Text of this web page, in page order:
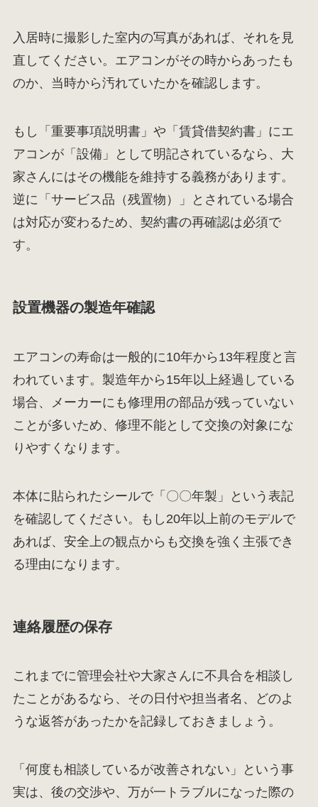
入居時に撮影した室内の写真があれば、それを見
直してください。エアコンがその時からあったも
のか、当時から汚れていたかを確認します。
もし「重要事項説明書」や「賃貸借契約書」にエ
アコンが「設備」として明記されているなら、大
家さんにはその機能を維持する義務があります。
逆に「サービス品（残置物）」とされている場合
は対応が変わるため、契約書の再確認は必須で
す。
設置機器の製造年確認
エアコンの寿命は一般的に10年から13年程度と言
われています。製造年から15年以上経過している
場合、メーカーにも修理用の部品が残っていない
ことが多いため、修理不能として交換の対象にな
りやすくなります。
本体に貼られたシールで「〇〇年製」という表記
を確認してください。もし20年以上前のモデルで
あれば、安全上の観点からも交換を強く主張でき
る理由になります。
連絡履歴の保存
これまでに管理会社や大家さんに不具合を相談し
たことがあるなら、その日付や担当者名、どのよ
うな返答があったかを記録しておきましょう。
「何度も相談しているが改善されない」という事
実は、後の交渉や、万が一トラブルになった際の